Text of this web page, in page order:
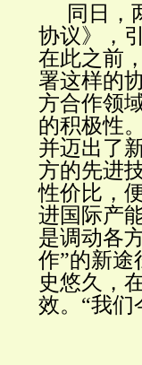
同日，
协议》，
在此之前
署这样的
方合作领
的积极性
并迈出了
方的先进
性价比，
进国际产
是调动各
作”的新途
史悠久，
效。“我们